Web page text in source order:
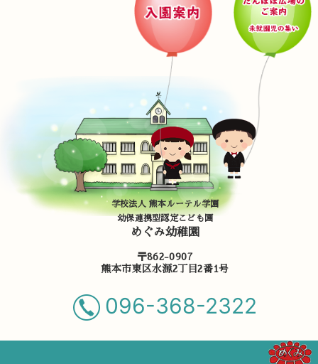
学校法人 熊本ルーテル学園
幼保連携型認定こども園
めぐみ幼稚園
〒862-0907
熊本市東区水源2丁目2番1号
096-368-2322